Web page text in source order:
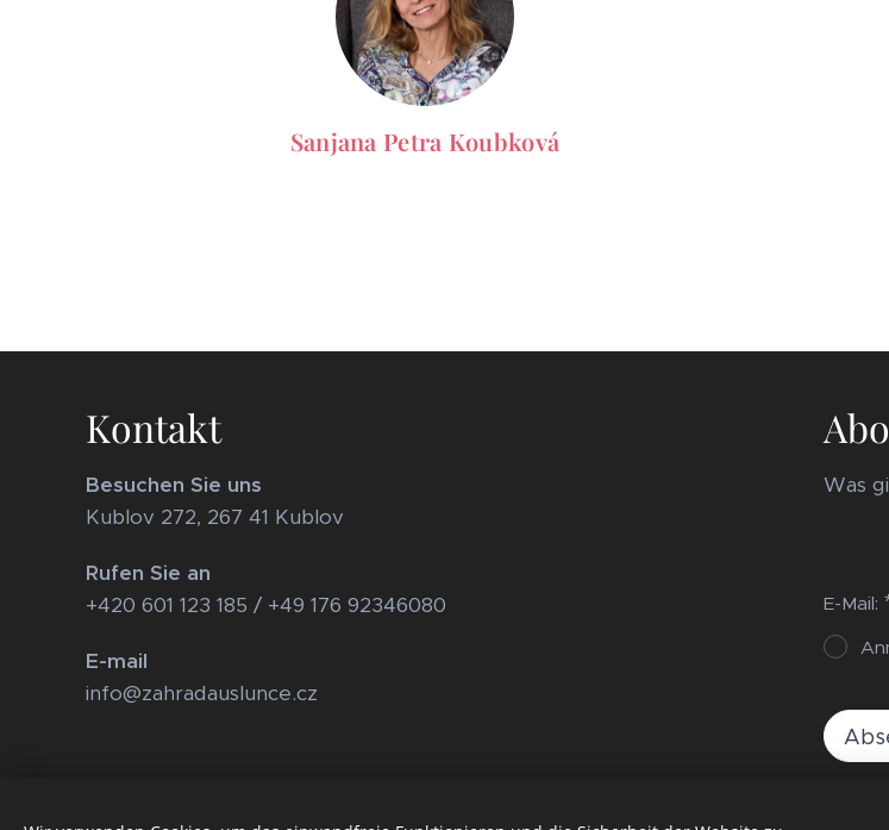
Sanjana Petra Koubková
Kontakt
Besuchen Sie uns
Kublov 272, 267 41 Kublov
Rufen Sie an
+420 601 123 185 / +49 176 92346080
E-mail
info@zahradauslunce.cz
Was
E-Mail: